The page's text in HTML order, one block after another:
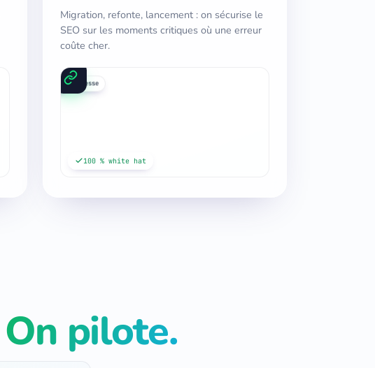
Migration, refonte, lancement : on sécurise le
SEO sur les moments critiques où une erreur
coûte cher.
presse
100 % white hat
On pilote.